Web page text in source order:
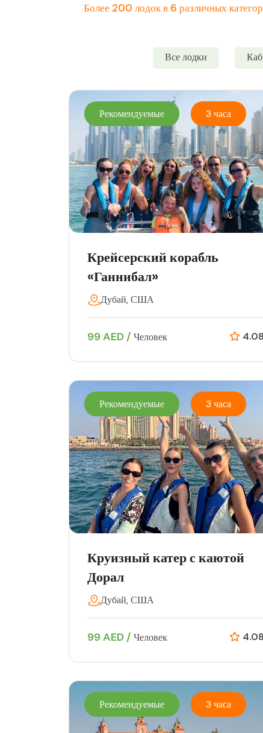
Более 200 лодок в 6 различных
Все лодки
Рекомендуемые 3 часа
Крейсерский корабль
«Ганнибал»
Дубай, США
99 AED / Человек 4.08
Рекомендуемые 3 часа
Круизный катер с каютой
Дорал
Дубай, США
99 AED / Человек 4.08
Рекомендуемые 3 часа